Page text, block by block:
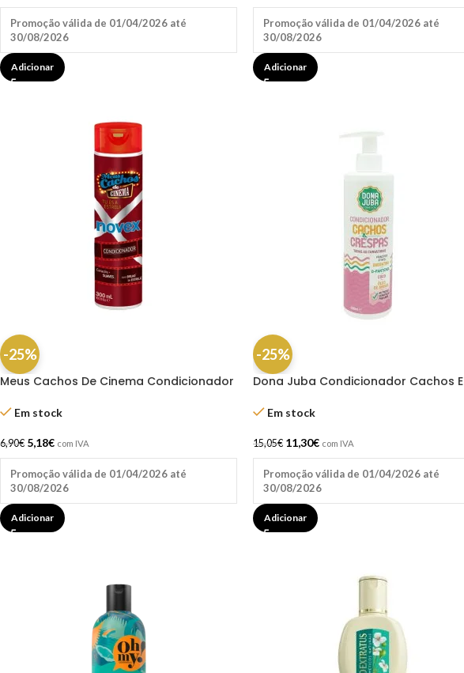
Promoção válida de 01/04/2026 até
30/08/2026
Adicionar
Promoção válida de 01/04/2026 até
30/08/2026
Adicionar
-25%
Meus Cachos De Cinema Condicionador
Em stock
6,90€ 5,18€ com IVA
Promoção válida de 01/04/2026 até
30/08/2026
Adicionar
-25%
Dona Juba Condicionador Cachos E
Em stock
15,05€ 11,30€ com IVA
Promoção válida de 01/04/2026 até
30/08/2026
Adicionar